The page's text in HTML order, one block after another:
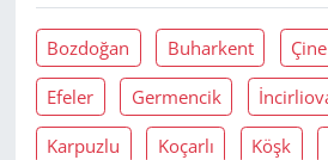
Bozdoğan Buharkent Çine
Efeler Germencik
Karpuzlu Koçarlı Köşk